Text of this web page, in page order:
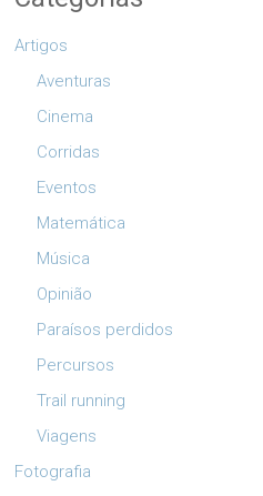
Artigos
Aventuras
Cinema
Corridas
Eventos
Matemática
Música
Opinião
Paraísos perdidos
Percursos
Trail running
Viagens
Fotografia